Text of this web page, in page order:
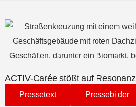
ACTIV-Carée stößt auf Resonanz
Pressetext Pressebilder